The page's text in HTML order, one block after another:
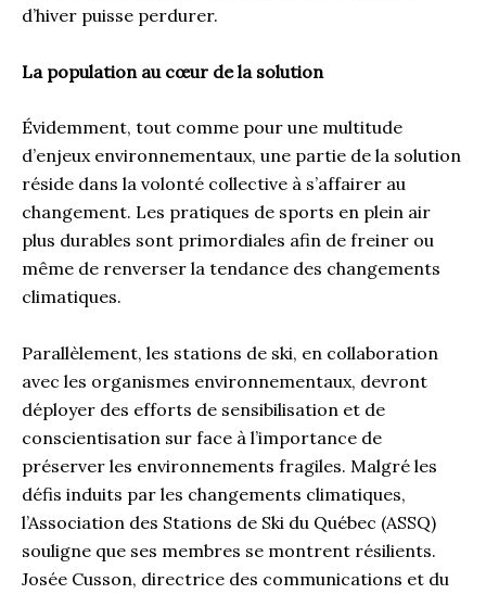
d’hiver puisse perdurer.
La population au cœur de la solution
Évidemment, tout comme pour une multitude
d’enjeux environnementaux, une partie de la solution
réside dans la volonté collective à s’affairer au
changement. Les pratiques de sports en plein air
plus durables sont primordiales afin de freiner ou
même de renverser la tendance des changements
climatiques.
Parallèlement, les stations de ski, en collaboration
avec les organismes environnementaux, devront
déployer des efforts de sensibilisation et de
conscientisation sur face à l’importance de
préserver les environnements fragiles. Malgré les
défis induits par les changements climatiques,
l’Association des Stations de Ski du Québec (ASSQ)
souligne que ses membres se montrent résilients.
Josée Cusson, directrice des communications et du